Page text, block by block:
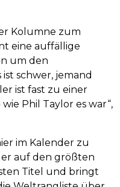
Kolumne zum
eine auffällige
um den
schwer, jemand
ist fast zu einer
Phil Taylor es war“,
im Kalender zu
auf den größten
Titel und bringt